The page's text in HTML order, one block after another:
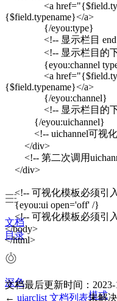
<a
{$field.typename}</a>
{/eyou:type}
<!-- 显示栏目 end
<!-- 显示栏目的下级
{eyou:channel
<a
{$field.typename}</a>
{/eyou:channel}
<!-- 显示栏目的下级
{/eyou:uichannel}
<!-- uichannel可视化
</div>
<!-- 第二次调用
</div>
<!-- 可视化模板必须引入
{eyou:ui open='off' /}
<!-- 可视化模板必须引
</body>
</html>
文档最后更新时间：2023-
← uiarclist 文档列表未解
文档
目录
深色
模式